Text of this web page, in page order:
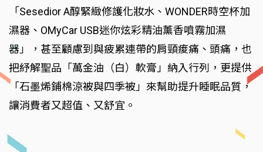
「Sesedior A醇緊緻修護化妝水、WONDER時空杯加
濕器、OMyCar USB迷你炫彩精油薰香噴霧加濕
器」，甚至顧慮到與疲累連帶的肩頸痠痛、頭痛，也
把紓解聖品「萬金油（白）軟膏」納入行列，更提供
「石墨烯鋪棉涼被與四季被」來幫助提升睡眠品質，
讓消費者又超值、又舒宜。